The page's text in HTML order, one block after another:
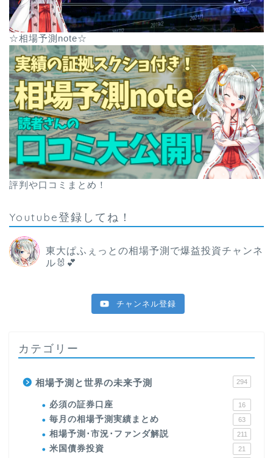
☆相場予測note☆
評判や口コミまとめ！
Youtube登録してね！
東大ぱふぇっとの相場予測で爆益投資チャンネ
ル🐰💕
チャンネル登録
カテゴリー
相場予測と世界の未来予測 294
必須の証券口座 16
毎月の相場予測実績まとめ 63
相場予測･市況･ファンダ解説 211
米国債券投資 21